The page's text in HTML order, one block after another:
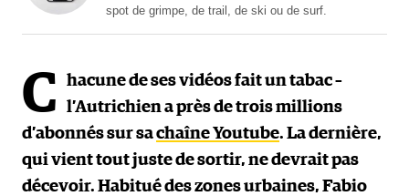
spot de grimpe, de trail, de ski ou de surf.
C
hacune de ses vidéos fait un tabac –
l’Autrichien a près de trois millions
d’abonnés sur sachaîne Youtube. La dernière,
qui vient tout juste de sortir, ne devrait pas
décevoir. Habitué des zones urbaines, Fabio